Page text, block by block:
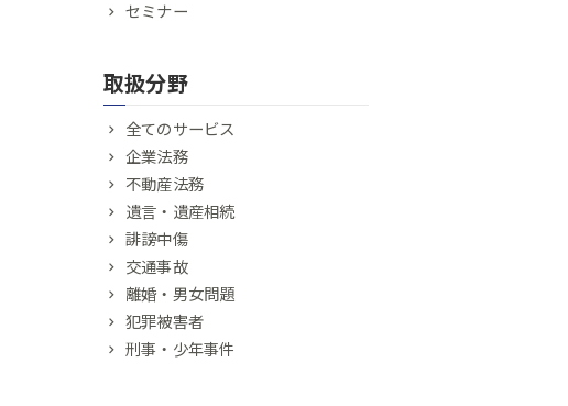
セミナー
取扱分野
全てのサービス
企業法務
不動産法務
遺言・遺産相続
誹謗中傷
交通事故
離婚・男女問題
犯罪被害者
刑事・少年事件